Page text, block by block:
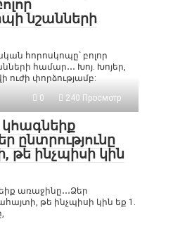
նշանների
հորոսկոպը՝ բոլոր
համար․․․ Խոյ. Խոյեր,
ուժի փորձությամբ:
0 240 Просмотр
կհագնեիք
ընտրությունը
թե ինչպիսի կին
առաջինը․․․Ձեր
թե ինչպիսի կին եք 1.